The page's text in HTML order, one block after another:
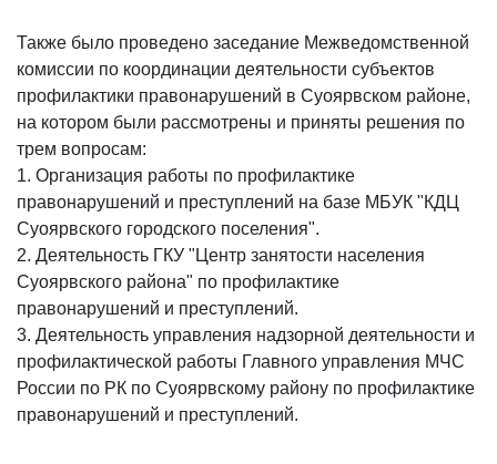
Также было проведено заседание Межведомственной
комиссии по координации деятельности субъектов
профилактики правонарушений в Суоярвском районе,
на котором были рассмотрены и приняты решения по
трем вопросам:
1. Организация работы по профилактике
правонарушений и преступлений на базе МБУК "КДЦ
Суоярвского городского поселения".
2. Деятельность ГКУ "Центр занятости населения
Суоярвского района" по профилактике
правонарушений и преступлений.
3. Деятельность управления надзорной деятельности и
профилактической работы Главного управления МЧС
России по РК по Суоярвскому району по профилактике
правонарушений и преступлений.